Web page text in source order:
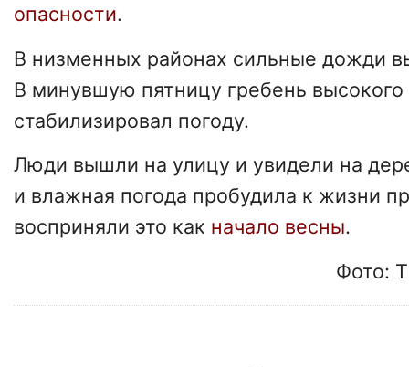
опасности.
В низменных районах сильные дожди
В минувшую пятницу гребень высокого
стабилизировал погоду.
Люди вышли на улицу и увидели на
и влажная погода пробудила к жизни
восприняли это как начало весны.
Фото: